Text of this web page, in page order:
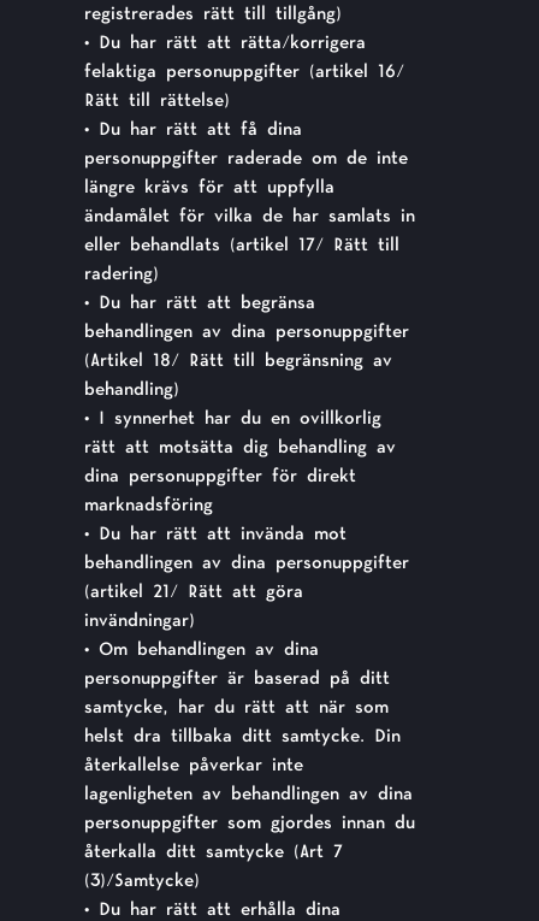
registrerades rätt till tillgång)
• Du har rätt att rätta/korrigera
felaktiga personuppgifter (artikel 16/
Rätt till rättelse)
• Du har rätt att få dina
personuppgifter raderade om de inte
längre krävs för att uppfylla
ändamålet för vilka de har samlats in
eller behandlats (artikel 17/ Rätt till
radering)
• Du har rätt att begränsa
behandlingen av dina personuppgifter
(Artikel 18/ Rätt till begränsning av
behandling)
• I synnerhet har du en ovillkorlig
rätt att motsätta dig behandling av
dina personuppgifter för direkt
marknadsföring
• Du har rätt att invända mot
behandlingen av dina personuppgifter
(artikel 21/ Rätt att göra
invändningar)
• Om behandlingen av dina
personuppgifter är baserad på ditt
samtycke, har du rätt att när som
helst dra tillbaka ditt samtycke. Din
återkallelse påverkar inte
lagenligheten av behandlingen av dina
personuppgifter som gjordes innan du
återkalla ditt samtycke (Art 7
(3)/Samtycke)
• Du har rätt att erhålla dina